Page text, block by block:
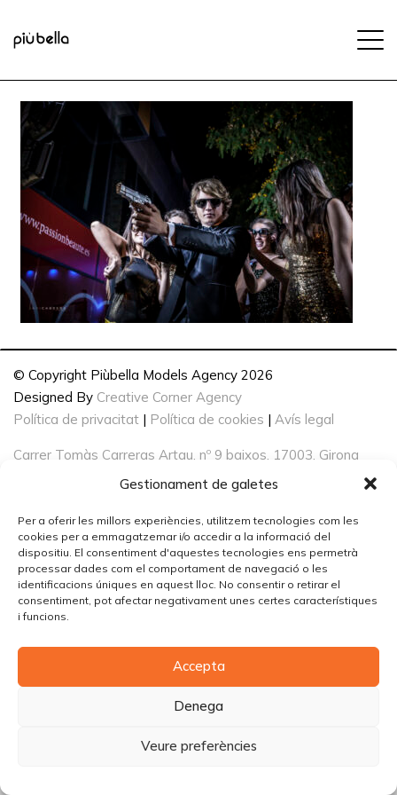
Gestionament de galetes
Per a oferir les millors experiències, utilitzem tecnologies com les
cookies per a emmagatzemar i/o accedir a la informació del
dispositiu. El consentiment d'aquestes tecnologies ens permetrà
processar dades com el comportament de navegació o les
identificacions úniques en aquest lloc. No consentir o retirar el
consentiment, pot afectar negativament unes certes característiques
i funcions.
Accepta
Denega
Veure preferències
© Copyright Piùbella Models Agency 2026
Designed By Creative Corner Agency
Política de privacitat | Política de cookies | Avís legal
Carrer Tomàs Carreras Artau, nº 9 baixos, 17003, Girona